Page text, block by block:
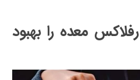
معده را بهبود